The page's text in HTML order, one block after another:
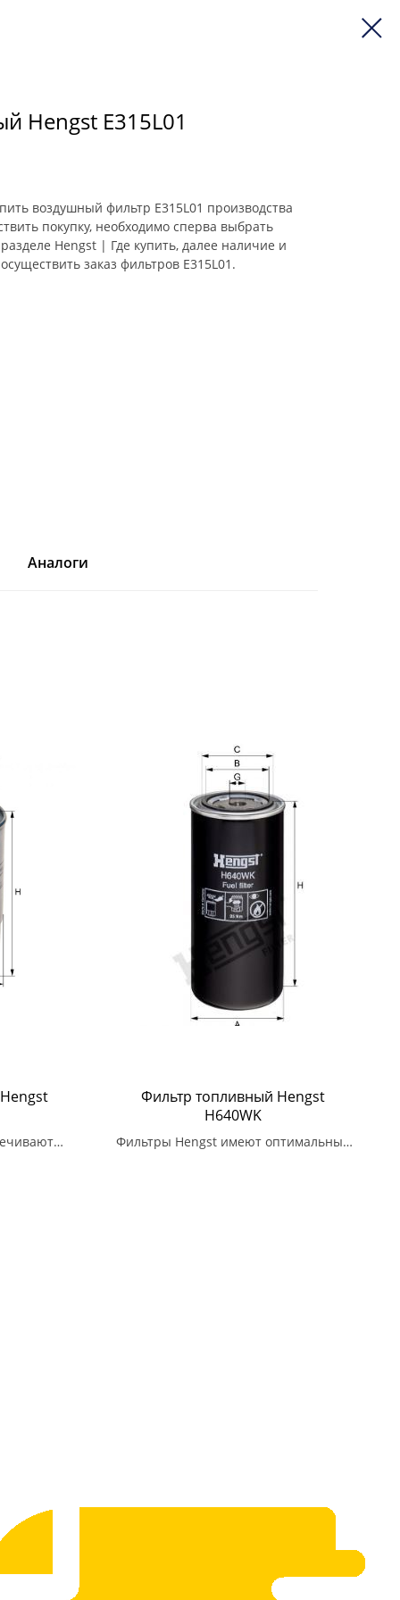
Hengst E315L01
воздушный фильтр E315L01 производства
покупку, необходимо сперва выбрать
Hengst | Где купить, далее наличие и
заказ фильтров E315L01.
Аналоги
Фильтр топливный Hengst
H640WK
Фильтры Hengst имеют оптимальный